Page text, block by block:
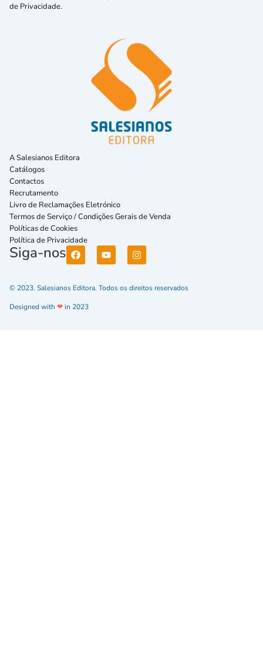
de Privacidade.
A Salesianos Editora
Catálogos
Contactos
Recrutamento
Livro de Reclamações Eletrónico
Termos de Serviço / Condições Gerais de Venda
Políticas de Cookies
Política de Privacidade
Siga-nos
© 2023. Salesianos Editora. Todos os direitos reservados
Designed with ❤in 2023